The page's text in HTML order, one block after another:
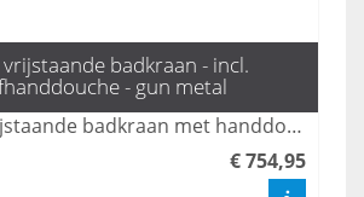
badkraan - incl.
- gun metal
De Rondo vrijstaande badkraan met handdouche in gun metal combineert elegant design met functionaliteit, perfect voor een moderne badkamer. Met zijn strakke lijnen en luxe afwerking voegt deze kraan een vleugje stijl toe, terwijl de handdouche zorgt voor extra gebruiksgemak. Ideaal voor wie op zoek is naar een krachtige en esthetische oplossing voor hun badkamer.
€ 754,95